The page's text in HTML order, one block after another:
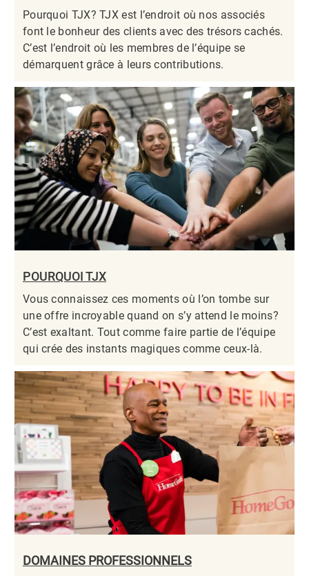
Pourquoi TJX? TJX est l’endroit où nos associés
font le bonheur des clients avec des trésors cachés.
C’est l’endroit où les membres de l’équipe se
démarquent grâce à leurs contributions.​​​​​​​
POURQUOI TJX
Vous connaissez ces moments où l’on tombe sur
une offre incroyable quand on s’y attend le moins?
C’est exaltant. Tout comme faire partie de l’équipe
qui crée des instants magiques comme ceux-là.​​​​​​​
DOMAINES PROFESSIONNELS